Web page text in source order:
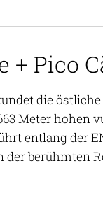
+ Pico
die
Meter hohen
entlang der
berühmten